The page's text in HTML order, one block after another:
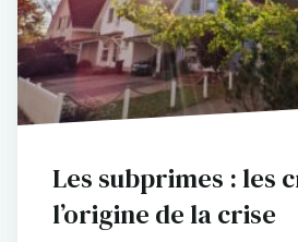
Les subprimes : les
l’origine de la crise